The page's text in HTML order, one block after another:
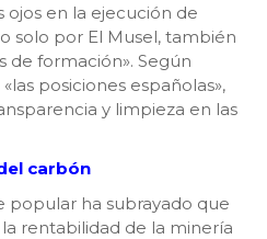
en la ejecución de
solo por El Musel, también
de formación». Según
posiciones españolas»,
y limpieza en las
carbón
popular ha subrayado que
rentabilidad de la minería